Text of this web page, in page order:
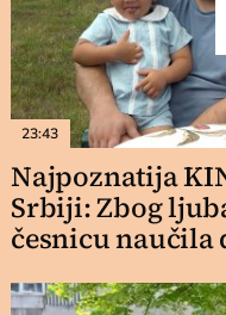
23:43
Najpoznatija
Srbiji: Zbog
česnicu naučila